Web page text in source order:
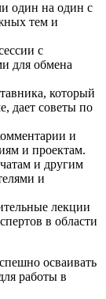
один на один с
тем и
с
для обмена
который
дает советы по
и
и проектам.
и другим
и
лекции
в области
осваивать
работы в